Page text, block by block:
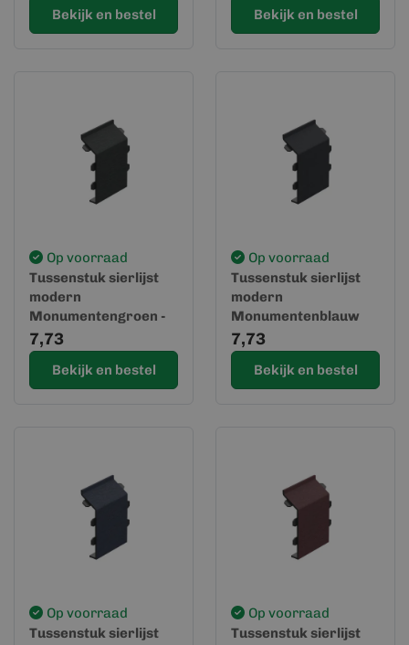
Bekijk en bestel Bekijk en bestel
Op voorraad
Tussenstuk sierlijst
modern
Monumentengroen -
Keralit (2855)
7,73
Bekijk en bestel
Op voorraad
Tussenstuk sierlijst
modern
Monumentenblauw
RAL 5004 - Keralit
(2855)
7,73
Bekijk en bestel
Op voorraad
Tussenstuk sierlijst
Op voorraad
Tussenstuk sierlijst